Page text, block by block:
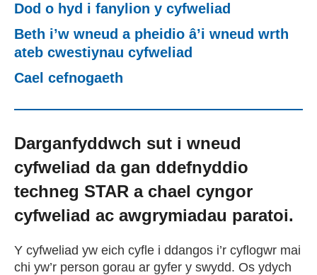
Prentisiaethau
Digwyddiadau
Newyddion
Amdanom ni
Gweithio i ni
Cysylltu â ni
Dod o hyd i fanylion y cyfweliad
Beth i’w wneud a pheidio â’i wneud wrth
ateb cwestiynau cyfweliad
Cael cefnogaeth
Darganfyddwch sut i wneud
cyfweliad da gan ddefnyddio
techneg STAR a chael cyngor
cyfweliad ac awgrymiadau paratoi.
Y cyfweliad yw eich cyfle i ddangos i’r cyflogwr mai
chi yw’r person gorau ar gyfer y swydd. Os ydych